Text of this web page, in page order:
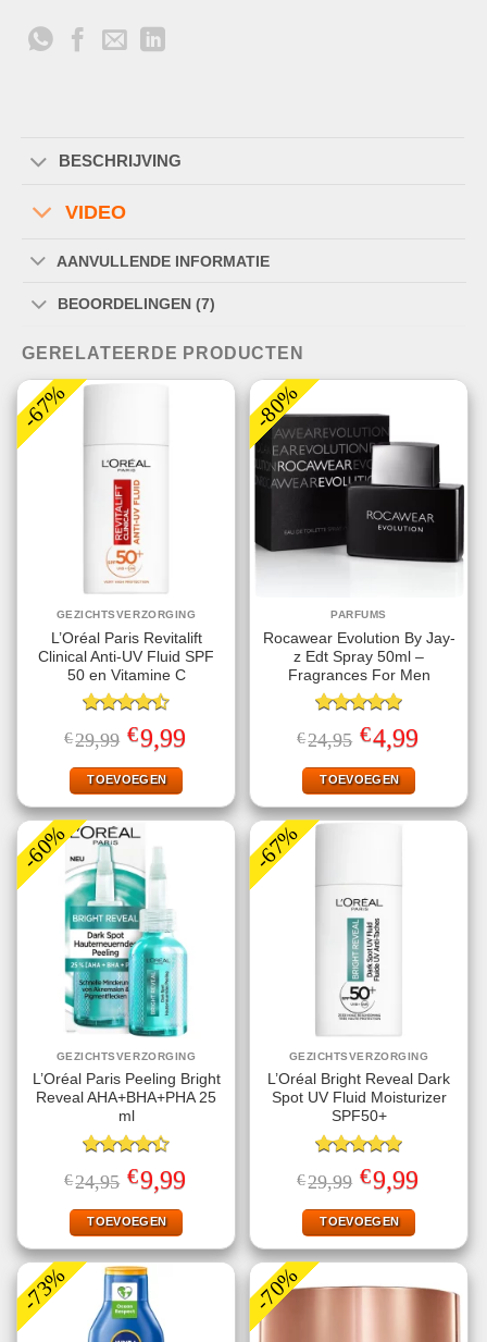
BESCHRIJVING
VIDEO
AANVULLENDE INFORMATIE
BEOORDELINGEN (7)
GERELATEERDE PRODUCTEN
-67%
GEZICHTSVERZORGING
L’Oréal Paris Revitalift
Clinical Anti-UV Fluid SPF
50 en Vitamine C
Gewaardeerd
4.50uit 5
€29,99 Oorspronkelijke
prijs
was:
€29,99.
€9,99Huidige
prijs
TOEVOEGEN
-80%
PARFUMS
Rocawear Evolution By Jay-
z Edt Spray 50ml –
Fragrances For Men
Gewaardeerd
5.00uit 5
€24,95 Oorspronkelijke
prijs
was:
€24,95.
€4,99Huidige
prijs
TOEVOEGEN
-60%
GEZICHTSVERZORGING
L’Oréal Paris Peeling Bright
Reveal AHA+BHA+PHA 25
ml
Gewaardeerd
4.40uit 5
€24,95 Oorspronkelijke
prijs
was:
€24,95.
€9,99Huidige
prijs
TOEVOEGEN
-67%
GEZICHTSVERZORGING
L’Oréal Bright Reveal Dark
Spot UV Fluid Moisturizer
SPF50+
Gewaardeerd
5.00uit 5
€29,99 Oorspronkelijke
prijs
was:
€29,99.
€9,99Huidige
prijs
TOEVOEGEN
-73% -70%